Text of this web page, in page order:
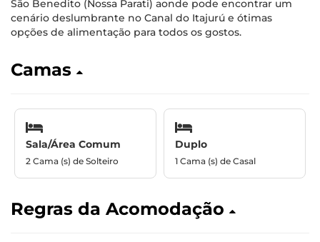
São Benedito (Nossa Parati) aonde pode encontrar um
cenário deslumbrante no Canal do Itajurú e ótimas
opções de alimentação para todos os gostos.
Camas
Sala/Área Comum
2 Cama (s) de Solteiro
Duplo
1 Cama (s) de Casal
Regras da Acomodação